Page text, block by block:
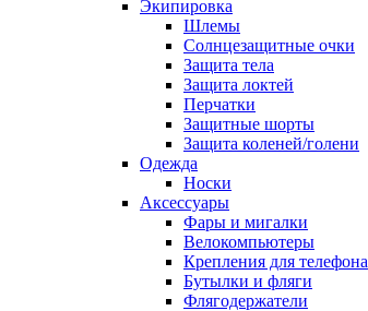
Экипировка
Шлемы
Солнцезащитные очки
Защита тела
Защита локтей
Перчатки
Защитные шорты
Защита коленей/голени
Одежда
Носки
Аксессуары
Фары и мигалки
Велокомпьютеры
Крепления для телефона
Бутылки и фляги
Флягодержатели